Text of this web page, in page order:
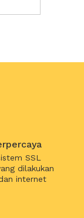
SSL
dilakukan
internet